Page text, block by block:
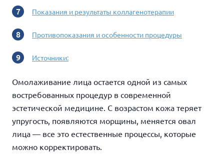
Показания и результаты коллагенотерапии
Противопоказания и особенности процедуры
Источники:
Омолаживание лица остается одной из самых
востребованных процедур в современной
эстетической медицине. С возрастом кожа теряет
упругость, появляются морщины, меняется овал
лица — все это естественные процессы, которые
можно корректировать.